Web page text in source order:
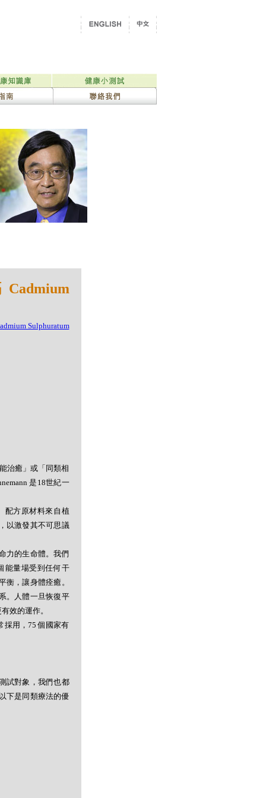
治癒」或「同類相
是18世紀一
配方原材料來自植
以激發其不可思議
力的生命體。我們
能量場受到任何干
，讓身體痊癒。
。人體一旦恢復平
效的運作。
採用，75 個國家有
試對象，我們也都
下是同類療法的優